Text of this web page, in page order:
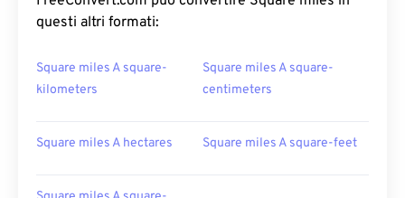
questi altri formati:
Square miles A square-
kilometers
Square miles A square-
centimeters
Square miles A hectares Square miles A square-feet